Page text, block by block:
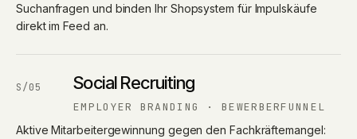
Suchanfragen und binden Ihr Shopsystem für Impulskäufe
direkt im Feed an.
S/05 Social Recruiting
EMPLOYER BRANDING · BEWERBERFUNNEL
Aktive Mitarbeitergewinnung gegen den Fachkräftemangel: